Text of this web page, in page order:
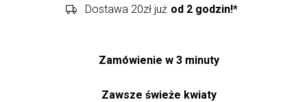
Dostawa 20zł już od 2 godzin!*
Zamówienie w 3 minuty
Zawsze świeże kwiaty